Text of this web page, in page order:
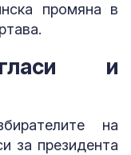
промяна в
и
на
за президента